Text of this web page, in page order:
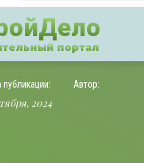
портал
2024
Автор: